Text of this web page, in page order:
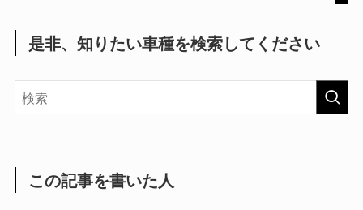
是非、知りたい車種を検索してください
この記事を書いた人